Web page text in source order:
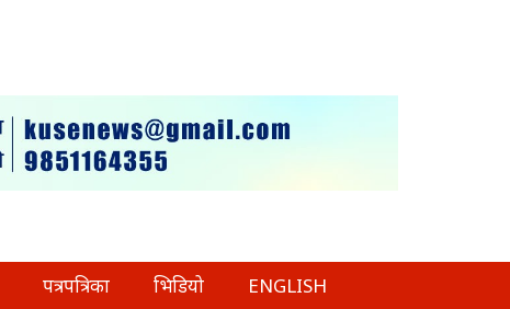
पत्रपत्रिका भिडियो ENGLISH